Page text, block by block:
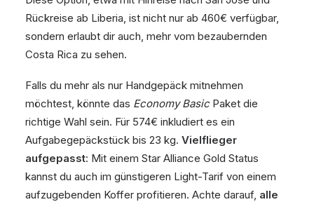
Rückreise ab Liberia, ist nicht nur ab 460€ verfügbar,
sondern erlaubt dir auch, mehr vom bezaubernden
Costa Rica zu sehen.
Falls du mehr als nur Handgepäck mitnehmen
möchtest, könnte das Economy BasicPaket die
richtige Wahl sein. Für 574€ inkludiert es ein
Aufgabegepäckstück bis 23 kg. Vielflieger
aufgepasst: Mit einem Star Alliance Gold Status
kannst du auch im günstigeren Light-Tarif von einem
aufzugebenden Koffer profitieren. Achte darauf, alle